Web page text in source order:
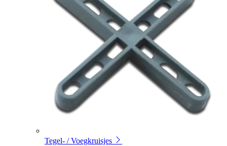
Tegel- / Voegkruisjes